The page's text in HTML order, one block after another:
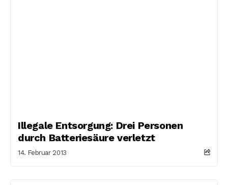
Illegale Entsorgung: Drei Personen
durch Batteriesäure verletzt
14. Februar 2013